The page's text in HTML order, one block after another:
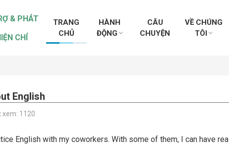
& PHÁT
CHÍ
TRANG
CHỦ
HÀNH
ĐỘNG
CÂU
CHUYỆN
VỀ CHÚNG
TÔI
English
xem: 1120
English with my coworkers. With some of them, I can have